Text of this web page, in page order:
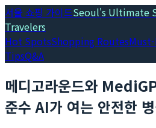
서울 쇼핑 가이드Seoul's Ultimate
Travelers
Hot SpotsShopping Routes
TipsQ&A
메디고라운드와
준수 AI가 여는 안전한